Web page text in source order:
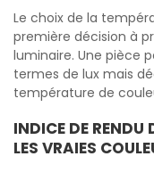
Le choix de la
première décision à
luminaire. Une pièce
termes de lux mais
température de
INDICE DE
LES VRAIES